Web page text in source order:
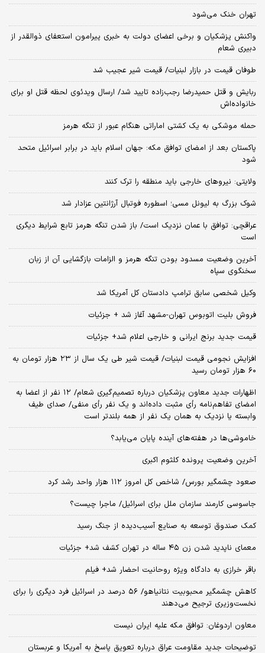
تهران خنک می‌شود
واکنش پزشکیان و برخی اعضای دولت به خبری پیرامون استعفای ذوالقدر از
دبیری شعام
طوفان قیمت در بازار لبنیات/ قیمت شیر عجیب شد
ربایش و قتل حمیدرضا رجب‌زاده تایید شد/ ارسال ویدئوی لحظه قتل او برای
خانواده‌اش
حمله موشکی به یک کشتی اماراتی هنگام عبور از تنگه هرمز
پاکستان بعد از امضای توافق مکه: جهان اسلام باید در برابر اسرائیل متحد
شود
ولایتی: نیروهای خارجی باید منطقه را ترک کنند
شوک بزرگ به لیونل مسی؛ اسطوره فوتبال آرژانتین عزادار شد
عراقچی: توافق با عمان نزدیک است/ باز شدن تنگه هرمز تابع شرایط دیگری
است
آخرین وضعیت مسدود بودن تنگه هرمز و الزامات بازگشایی آن از زبان
سخنگوی سپاه
وکیل شخصی سابق ترامپ دادستان کل آمریکا شد
فروش بلیت اتوبوس تهران-مشهد آغاز شد + جزئیات
قیمت جدید برنج ایرانی و خارجی اعلام شد+ جزئیات
افزایش نجومی قیمت لبنیات/ قیمت شیر طی یک سال از ۲۳ هزار تومان به
۶۰ هزار تومان رسید
اظهارات جدید معاون پزشکیان درباره تصمیم‌گیری شعام/ ۱۲ نفر از اعضا به
امضای تفاهم‌نامه رأی مثبت داده‌اند و یک نفر رأی منفی/ صدای طیف
وابسته یا نزدیک به همان یک نفر از همه بلندتر است
خاموشی‌ها در هفته‌های آینده پایان می‌یابد؟
آخرین وضعیت پرونده کلثوم اکبری
صعود چشمگیر بورس/ شاخص کل امروز ۱۱۲ هزار واحد رشد کرد
جاسوسی کارمند سازمان ملل برای اسرائیل/ ماجرا چیست؟
کمک صندوق توسعه به صنایع آسیب‌دیده از جنگ رسید
معمای ناپدید شدن زن ۴۵ ساله در تهران کشف شد+ جزئیات
باقر خرازی به دادگاه ویژه روحانیت احضار شد+ فیلم
کاهش چشمگیر محبوبیت نتانیاهو/ ۵۶ درصد در اسرائیل فرد دیگری را برای
نخست‌وزیری ترجیح می‌دهند
معاون اردوغان: توافق مکه علیه ایران نیست
توضیحات جدید مقاومت عراق درباره تعویق پاسخ به آمریکا و عربستان